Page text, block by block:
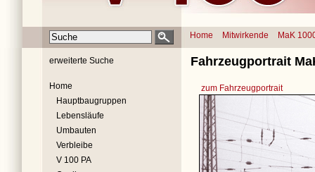
Home Mitwirkende MaK
erweiterte Suche
Home
Hauptbaugruppen
Lebensläufe
Umbauten
Verbleibe
V 100 PA
Fahrzeugportrait
zum Fahrzeugportrait